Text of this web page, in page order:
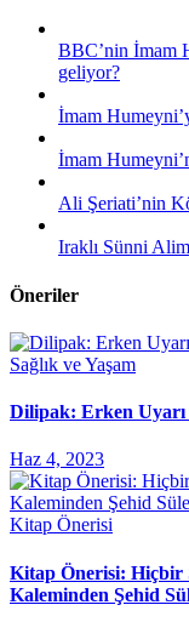
BBC’nin İmam
geliyor?
İmam
İmam
Ali Şeriati’nin
Iraklı Sünni
Öneriler
Sağlık ve Yaşam
Dilipak: Erken
Haz 4, 2023
Kitap Önerisi
Kitap Önerisi: Hiçbir
Kaleminden Şehid